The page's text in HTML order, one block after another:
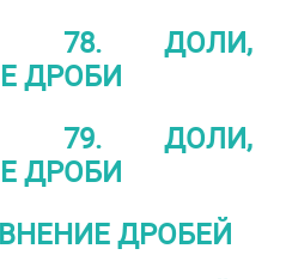
ДОЛИ,
ДРОБИ
ДОЛИ,
ДРОБИ
ДРОБЕЙ